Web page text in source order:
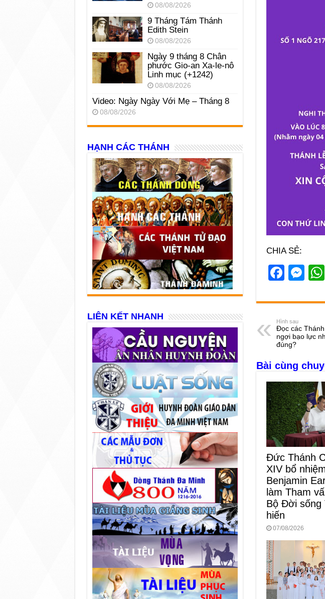
CHIA SẺ:
F
c
e
b
o
o
k
M
ss
n
er
Hình sau
Đọc các
ngợi bạo lực
đúng?
Bài cùng
Đức Thánh
XIV bổ
Benjamin
làm Tham
Bộ Đời sống
hiến
07/08/2026
08/08/2026
9 Tháng Tám Thánh
Edith Stein
08/08/2026
Ngày 9 tháng 8 Chân
phước Gio-an Xa-le-nô
Linh mục (+1242)
08/08/2026
Video: Ngày Ngày Với Mẹ – Tháng 8
08/08/2026
HẠNH CÁC THÁNH
LIÊN KẾT NHANH